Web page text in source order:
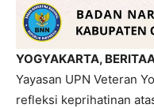
YOGYAKARTA,
Yayasan UPN Veteran
refleksi keprihatinan